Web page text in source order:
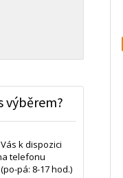
výběrem?
k dispozici
telefonu
pá: 8-17 hod.)